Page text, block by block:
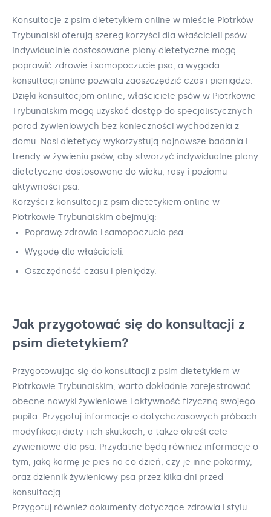
Konsultacje z psim dietetykiem online w mieście Piotrków
Trybunalski oferują szereg korzyści dla właścicieli psów.
Indywidualnie dostosowane plany dietetyczne mogą
poprawić zdrowie i samopoczucie psa, a wygoda
konsultacji online pozwala zaoszczędzić czas i pieniądze.
Dzięki konsultacjom online, właściciele psów w Piotrkowie
Trybunalskim mogą uzyskać dostęp do specjalistycznych
porad żywieniowych bez konieczności wychodzenia z
domu. Nasi dietetycy wykorzystują najnowsze badania i
trendy w żywieniu psów, aby stworzyć indywidualne plany
dietetyczne dostosowane do wieku, rasy i poziomu
aktywności psa.
Korzyści z konsultacji z psim dietetykiem online w
Piotrkowie Trybunalskim obejmują:
Poprawę zdrowia i samopoczucia psa.
Wygodę dla właścicieli.
Oszczędność czasu i pieniędzy.
Jak przygotować się do konsultacji z
psim dietetykiem?
Przygotowując się do konsultacji z psim dietetykiem w
Piotrkowie Trybunalskim, warto dokładnie zarejestrować
obecne nawyki żywieniowe i aktywność fizyczną swojego
pupila. Przygotuj informacje o dotychczasowych próbach
modyfikacji diety i ich skutkach, a także określ cele
żywieniowe dla psa. Przydatne będą również informacje o
tym, jaką karmę je pies na co dzień, czy je inne pokarmy,
oraz dziennik żywieniowy psa przez kilka dni przed
konsultacją.
Przygotuj również dokumenty dotyczące zdrowia i stylu